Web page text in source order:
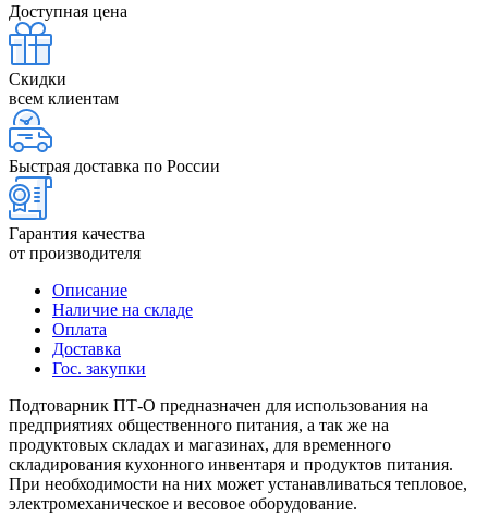
Доступная цена
Скидки
всем клиентам
Быстрая доставка по России
Гарантия качества
от производителя
Описание
Наличие на складе
Оплата
Доставка
Гос. закупки
Подтоварник ПТ-О предназначен для использования на
предприятиях общественного питания, а так же на
продуктовых складах и магазинах, для временного
складирования кухонного инвентаря и продуктов питания.
При необходимости на них может устанавливаться тепловое,
электромеханическое и весовое оборудование.